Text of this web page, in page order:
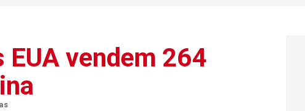
vendem 264